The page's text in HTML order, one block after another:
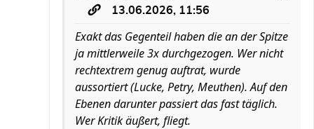
13.06.2026, 11:56
Exakt das Gegenteil haben die an der Spitze
ja mittlerweile 3x durchgezogen. Wer nicht
rechtextrem genug auftrat, wurde
aussortiert (Lucke, Petry, Meuthen). Auf den
Ebenen darunter passiert das fast täglich.
Wer Kritik äußert, fliegt.